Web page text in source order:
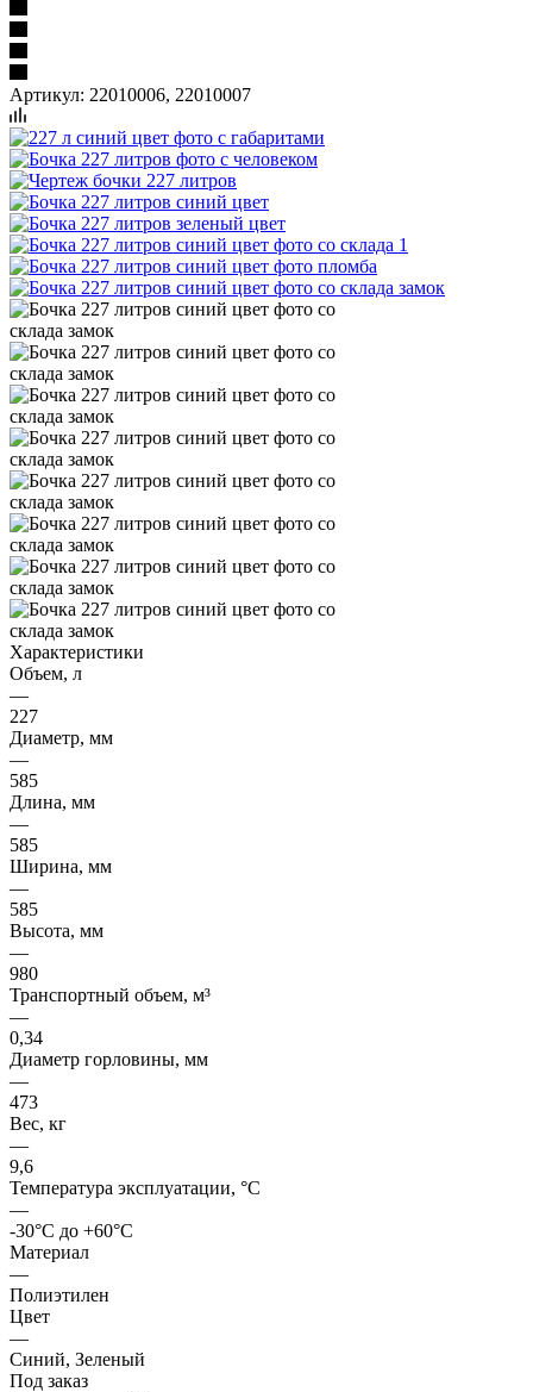
Артикул: 22010006, 22010007
Характеристики
Объем, л
—
227
Диаметр, мм
—
585
Длина, мм
—
585
Ширина, мм
—
585
Высота, мм
—
980
Транспортный объем, м³
—
0,34
Диаметр горловины, мм
—
473
Вес, кг
—
9,6
Температура эксплуатации, °C
—
-30°C до +60°C
Материал
—
Полиэтилен
Цвет
—
Синий, Зеленый
Под заказ